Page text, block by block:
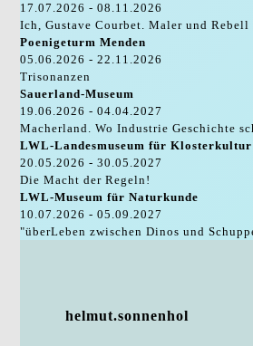
17.07.2026 - 08.11.2026
Ich, Gustave Courbet. Maler und Rebell
Poenigeturm Menden
05.06.2026 - 22.11.2026
Trisonanzen
Sauerland-Museum
19.06.2026 - 04.04.2027
Macherland. Wo Industrie Geschichte
LWL-Landesmuseum für Klosterkultur
20.05.2026 - 30.05.2027
Die Macht der Regeln!
LWL-Museum für Naturkunde
10.07.2026 - 05.09.2027
"überLeben zwischen Dinos und
helmut.sonnenhol